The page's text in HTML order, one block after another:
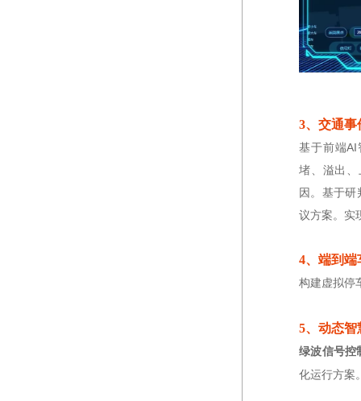
3、交通事
基于前端
堵、溢出
因。基于研
议方案。实
4、端到
构建虚拟停
5、动态智
绿波信号控
化运行方案